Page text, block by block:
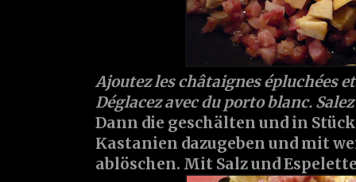
Ajoutez les châtaignes épluchées
Déglacez avec du porto blanc.
Dann die geschälten und in
Kastanien dazugeben und mit
ablöschen. Mit Salz und